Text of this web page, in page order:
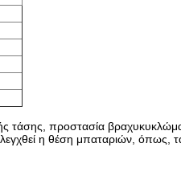
τάσης, προστασία
η θέση μπαταριών, όπως,